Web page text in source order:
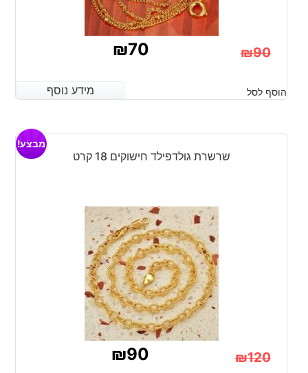
₪90
המקורי
₪70
הנוכחי
מידע נוסף הוסף לסל מידע נוסף
שרשרת גולדפילד חישוקים 18 קרט
מבצע!
₪120
₪90